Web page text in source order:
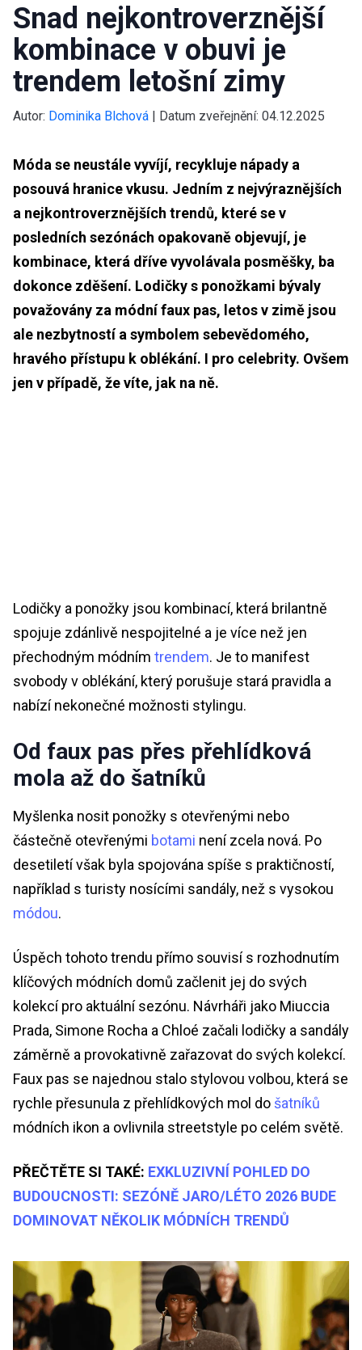
Snad nejkontroverznější
kombinace v obuvi je
trendem letošní zimy
Autor: Dominika Blchová | Datum zveřejnění: 04.12.2025
Móda se neustále vyvíjí, recykluje nápady a
posouvá hranice vkusu. Jedním z nejvýraznějších
a nejkontroverznějších trendů, které se v
posledních sezónách opakovaně objevují, je
kombinace, která dříve vyvolávala posměšky, ba
dokonce zděšení. Lodičky s ponožkami bývaly
považovány za módní faux pas, letos v zimě jsou
ale nezbytností a symbolem sebevědomého,
hravého přístupu k oblékání. I pro celebrity. Ovšem
jen v případě, že víte, jak na ně.
Lodičky a ponožky jsou kombinací, která brilantně
spojuje zdánlivě nespojitelné a je více než jen
přechodným módním trendem. Je to manifest
svobody v oblékání, který porušuje stará pravidla a
nabízí nekonečné možnosti stylingu.
Od faux pas přes přehlídková
mola až do šatníků
Myšlenka nosit ponožky s otevřenými nebo
částečně otevřenými botami není zcela nová. Po
desetiletí však byla spojována spíše s praktičností,
například s turisty nosícími sandály, než s vysokou
módou.
Úspěch tohoto trendu přímo souvisí s rozhodnutím
klíčových módních domů začlenit jej do svých
kolekcí pro aktuální sezónu. Návrháři jako Miuccia
Prada, Simone Rocha a Chloé začali lodičky a sandály
záměrně a provokativně zařazovat do svých kolekcí.
Faux pas se najednou stalo stylovou volbou, která se
rychle přesunula z přehlídkových mol do šatníků
módních ikon a ovlivnila streetstyle po celém světě.
PŘEČTĚTE SI TAKÉ: EXKLUZIVNÍ POHLED DO
BUDOUCNOSTI: SEZÓNĚ JARO/LÉTO 2026 BUDE
DOMINOVAT NĚKOLIK MÓDNÍCH TRENDŮ